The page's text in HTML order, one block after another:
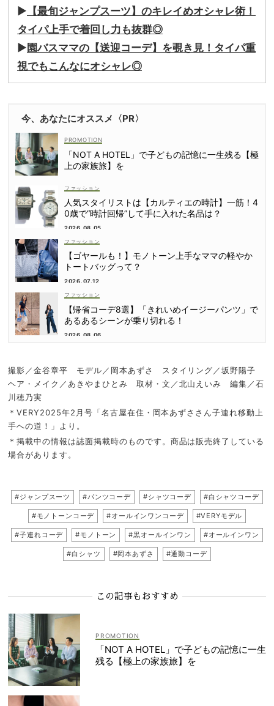
▶︎ 【最旬ジャンプスーツ】のキレイめオシャレ術！
タイパ上手で着回し力も抜群◎
▶︎園バスママの【送迎コーデ】を覗き見！タイパ重
視でもこんなにオシャレ◎
今、あなたにオススメ〈PR〉
「NOT A HOTEL」で子どもの記憶に一生残る【極
上の家族旅】を
ファッション
人気スタイリストは【カルティエの時計】一筋！4
0歳で“時計回帰”して手に入れた名品は？
2026.08.05
ファッション
【ゴヤールも！】モノトーン上手なママの軽やか
トートバッグって？
2026.07.12
ファッション
【帰省コーデ8選】「きれいめイージーパンツ」で
あるあるシーンが乗り切れる！
2026.08.06
撮影／金谷章平 モデル／岡本あずさ スタイリング／坂野陽子
ヘア・メイク／あきやまひとみ 取材・文／北山えいみ 編集／石
川穂乃実
＊VERY2025年2月号「名古屋在住・岡本あずささん子連れ移動上
手への道！」より。
＊掲載中の情報は誌面掲載時のものです。商品は販売終了している
場合があります。
#ジャンプスーツ #パンツコーデ #シャツコーデ #白シャツコーデ
#モノトーンコーデ #オールインワンコーデ #VERYモデル
#子連れコーデ #モノトーン #黒オールインワン #オールインワン
#白シャツ #岡本あずさ #通勤コーデ
この記事もおすすめ
「NOT A HOTEL」で子どもの記憶に一生
残る【極上の家族旅】を